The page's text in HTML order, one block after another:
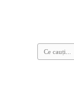
Cauți